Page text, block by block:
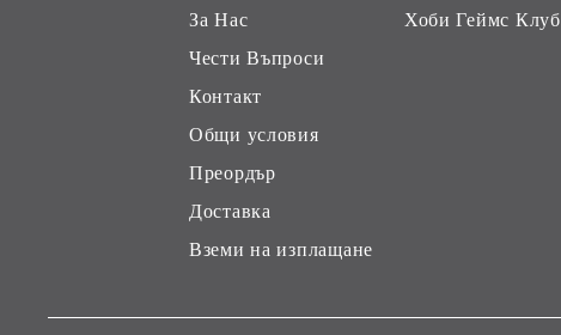
За Нас
Чести Въпроси
Контакт
Общи условия
Преордър
Доставка
Вземи на изплащане
Хоби Геймс Клуб